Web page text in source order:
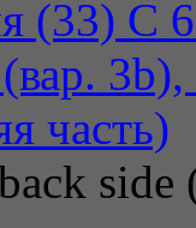
side